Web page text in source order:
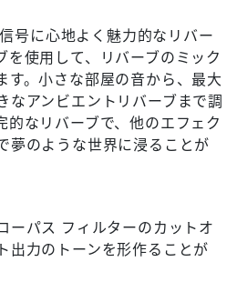
号に心地よく魅力的なリバー
を使用して、リバーブのミック
す。小さな部屋の音から、最大
なアンビエントリバーブまで調
的なリバーブで、他のエフェク
夢のような世界に浸ることが
ーパス フィルターのカットオ
出力のトーンを形作ることが